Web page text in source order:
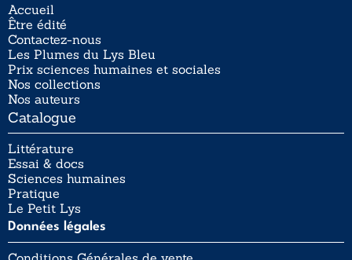
Accueil
Être édité
Contactez-nous
Les Plumes du Lys Bleu
Prix sciences humaines et sociales
Nos collections
Nos auteurs
Catalogue
Littérature
Essai & docs
Sciences humaines
Pratique
Le Petit Lys
Données légales